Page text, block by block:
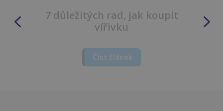
10 top otázek před nákupem
vířivky
Číst článek